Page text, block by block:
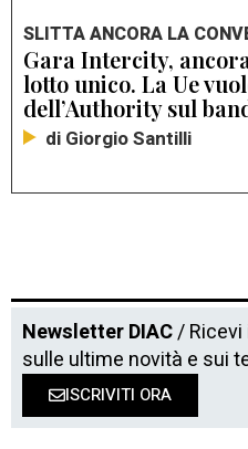
SLITTA ANCORA LA
Gara Intercity,
lotto unico. La Ue
dell’Authority sul
di Giorgio Santilli
Newsletter DIAC/
sulle ultime novità e sui
ISCRIVITI ORA